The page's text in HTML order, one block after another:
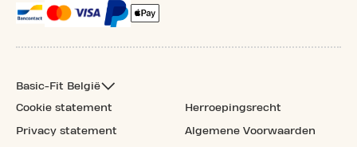
Basic-Fit België
Cookie statement
Privacy statement
Herroepingsrecht
Algemene Voorwaarden